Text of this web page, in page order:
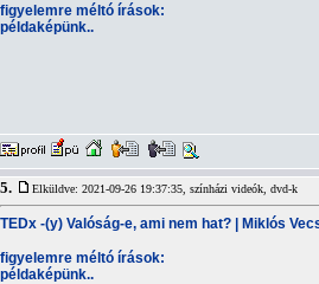
figyelemre méltó írások:
példaképünk..
5. Elküldve: 2021-09-26 19:37:35, színházi videók, dvd-k
TEDx -(y) Valóság-e, ami nem hat? | Miklós
figyelemre méltó írások:
példaképünk..